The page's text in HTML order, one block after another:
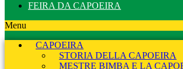
FEIRA DA CAPOEIRA
Menu
CAPOEIRA
STORIA DELLA CAPOEIRA
MESTRE BIMBA E LA